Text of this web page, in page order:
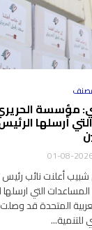
مؤسسة
أرسلها
أعلنت نائب رئيس
المساعدات التي
المتحدة قد